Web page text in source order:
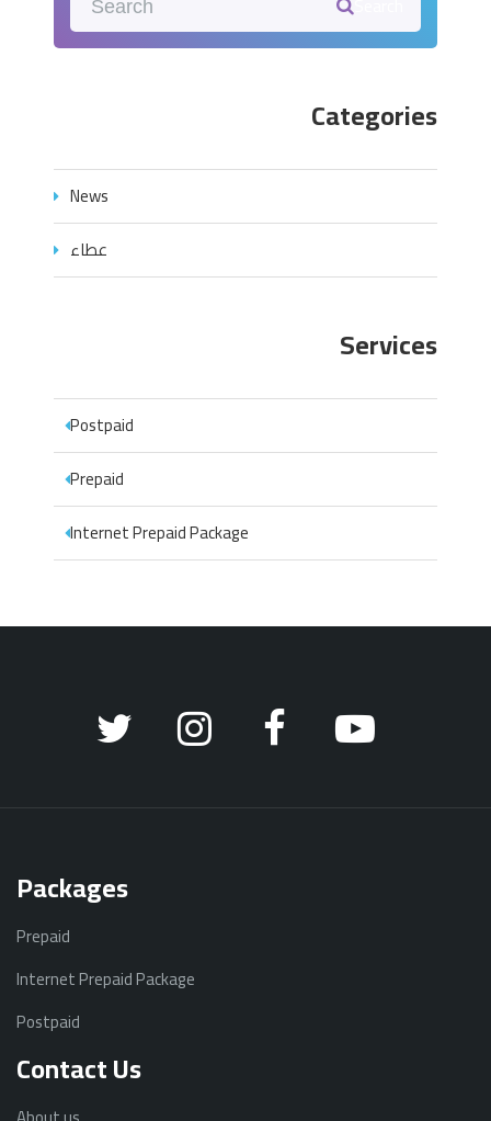
Categories
News
عطاء
Services
Postpaid
Prepaid
Internet Prepaid Package
Packages
Prepaid
Internet Prepaid Package
Postpaid
Contact Us